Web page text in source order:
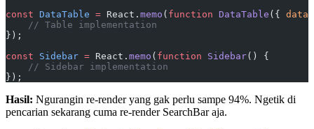
const DataTable = React. memo ( function DataTable ({ data
    // Table implementation
});
const Sidebar = React. memo ( function Sidebar() {
    // Sidebar implementation
});
Hasil: Ngurangin re-render yang gak perlu sampe 94%. Ngetik di
pencarian sekarang cuma re-render SearchBar aja.